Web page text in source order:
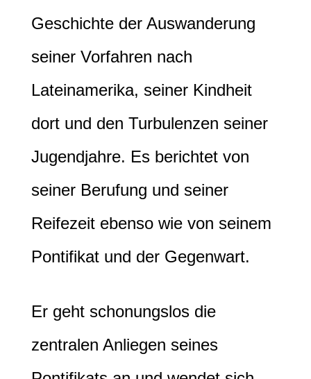
Geschichte der Auswanderung
seiner Vorfahren nach
Lateinamerika, seiner Kindheit
dort und den Turbulenzen seiner
Jugendjahre. Es berichtet von
seiner Berufung und seiner
Reifezeit ebenso wie von seinem
Pontifikat und der Gegenwart.
Er geht schonungslos die
zentralen Anliegen seines